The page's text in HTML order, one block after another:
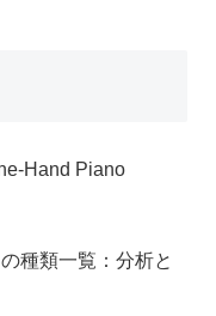
Hand Piano
種類一覧：分析と